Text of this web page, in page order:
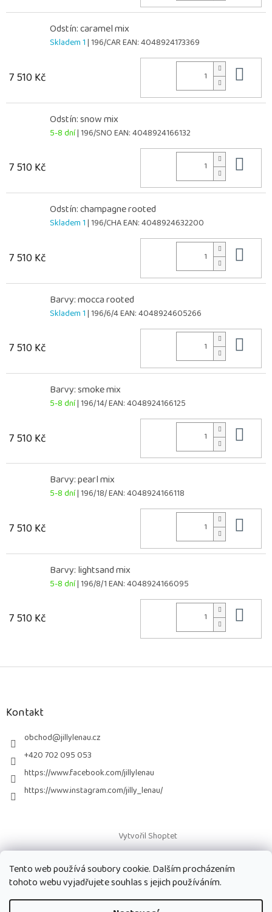
Tento web používá soubory cookie. Dalším procházením
tohoto webu vyjadřujete souhlas s jejich používáním.
Odstín: caramel mix
Skladem 1| 196/CAREAN:4048924173369
7 510 Kč
Odstín: snow mix
5-8 dní| 196/SNOEAN:4048924166132
7 510 Kč
Odstín: champagne rooted
Skladem 1| 196/CHAEAN:4048924632200
7 510 Kč
Barvy: mocca rooted
Skladem 1| 196/6/4EAN:4048924605266
7 510 Kč
Barvy: smoke mix
5-8 dní| 196/14/EAN:4048924166125
7 510 Kč
Barvy: pearl mix
5-8 dní| 196/18/EAN:4048924166118
7 510 Kč
Barvy: lightsand mix
5-8 dní| 196/8/1EAN:4048924166095
7 510 Kč
Z
Kontakt
obchod@jillylenau.cz
+420 702 095 053
https://www.facebook.com/jillylenau
https://www.instagram.com/jilly_lenau/
Vytvořil Shoptet
Copyright 2026Paruky Jilly Lenau s.r.o.. Všechna práva vyhrazena.